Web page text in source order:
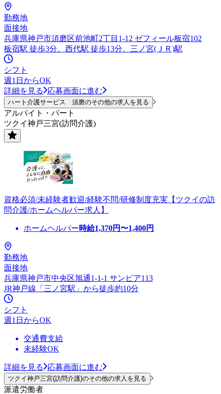
勤務地
面接地
兵庫県神戸市須磨区前池町2丁目1-12 ゼフィール板宿102
板宿駅 徒歩3分、西代駅 徒歩13分、三ノ宮(ＪＲ)駅
シフト
週1日からOK
詳細を見る
応募画面に進む
ハート介護サービス 須磨のその他の求人を見る
アルバイト・パート
ツクイ神戸三宮(訪問介護)
資格必須/未経験者歓迎/経験不問/研修制度充実【ツクイの訪
問介護/ホームヘルパー求人】
ホームヘルパー時給1,370円〜1,400円
勤務地
面接地
兵庫県神戸市中央区旭通1-1-1 サンピア113
JR神戸線「三ノ宮駅」から徒歩約10分
シフト
週1日からOK
交通費支給
未経験OK
詳細を見る 応募画面に進む
ツクイ神戸三宮(訪問介護)のその他の求人を見る
派遣労働者